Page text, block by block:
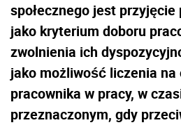
społecznego jest
jako kryterium doboru
zwolnienia ich
jako możliwość liczenia na
pracownika w pracy, w
przeznaczonym, gdy